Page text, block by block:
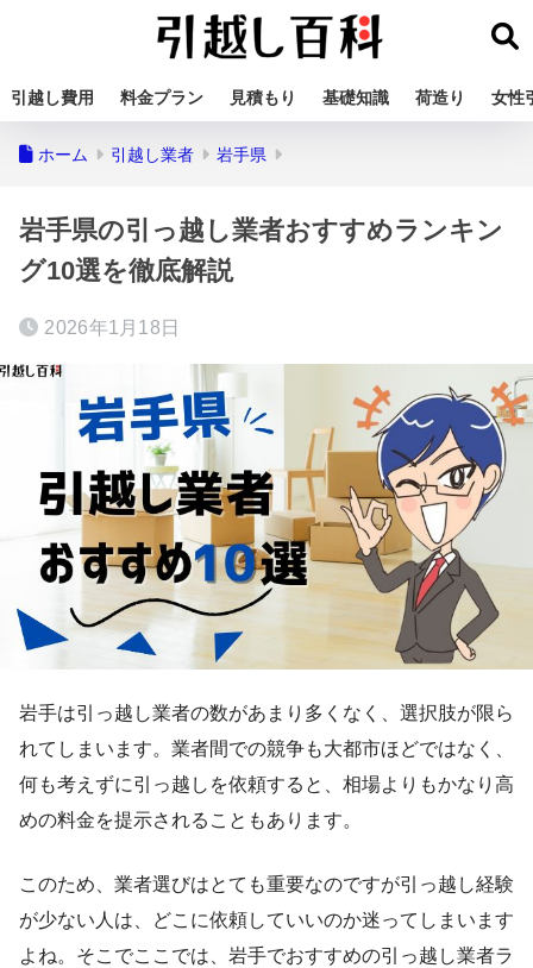
引越し費用 料金プラン 見積もり 基礎知識 荷造り 女性
ホーム 引越し業者 岩手県
岩手県の引っ越し業者おすすめランキン
グ10選を徹底解説
2026年1月18日
岩手は引っ越し業者の数があまり多くなく、選択肢が限ら
れてしまいます。業者間での競争も大都市ほどではなく、
何も考えずに引っ越しを依頼すると、相場よりもかなり高
めの料金を提示されることもあります。
このため、業者選びはとても重要なのですが引っ越し経験
が少ない人は、どこに依頼していいのか迷ってしまいます
よね。そこでここでは、岩手でおすすめの引っ越し業者ラ